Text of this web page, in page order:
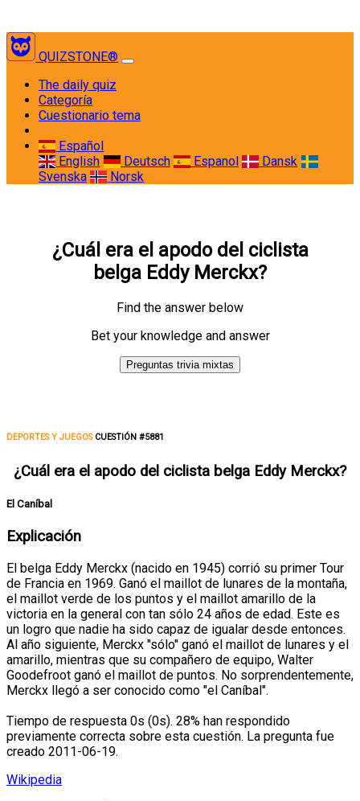
QUIZSTONE®
The daily quiz
Categoría
Cuestionario tema
Español
English
Deutsch Espanol
Dansk
Svenska
Norsk
¿Cuál era el apodo del ciclista
belga Eddy Merckx?
Find the answer below
Bet your knowledge and answer
Preguntas trivia mixtas
DEPORTES Y JUEGOSCUESTIÓN #5881
¿Cuál era el apodo del ciclista belga Eddy Merckx?
El Caníbal
Explicación
El belga Eddy Merckx (nacido en 1945) corrió su primer Tour
de Francia en 1969. Ganó el maillot de lunares de la montaña,
el maillot verde de los puntos y el maillot amarillo de la
victoria en la general con tan sólo 24 años de edad. Este es
un logro que nadie ha sido capaz de igualar desde entonces.
Al año siguiente, Merckx "sólo" ganó el maillot de lunares y el
amarillo, mientras que su compañero de equipo, Walter
Goodefroot ganó el maillot de puntos. No sorprendentemente,
Merckx llegó a ser conocido como "el Caníbal".
Tiempo de respuesta 0s (0s). 28% han respondido
previamente correcta sobre esta cuestión. La pregunta fue
creado 2011-06-19.
Wikipedia